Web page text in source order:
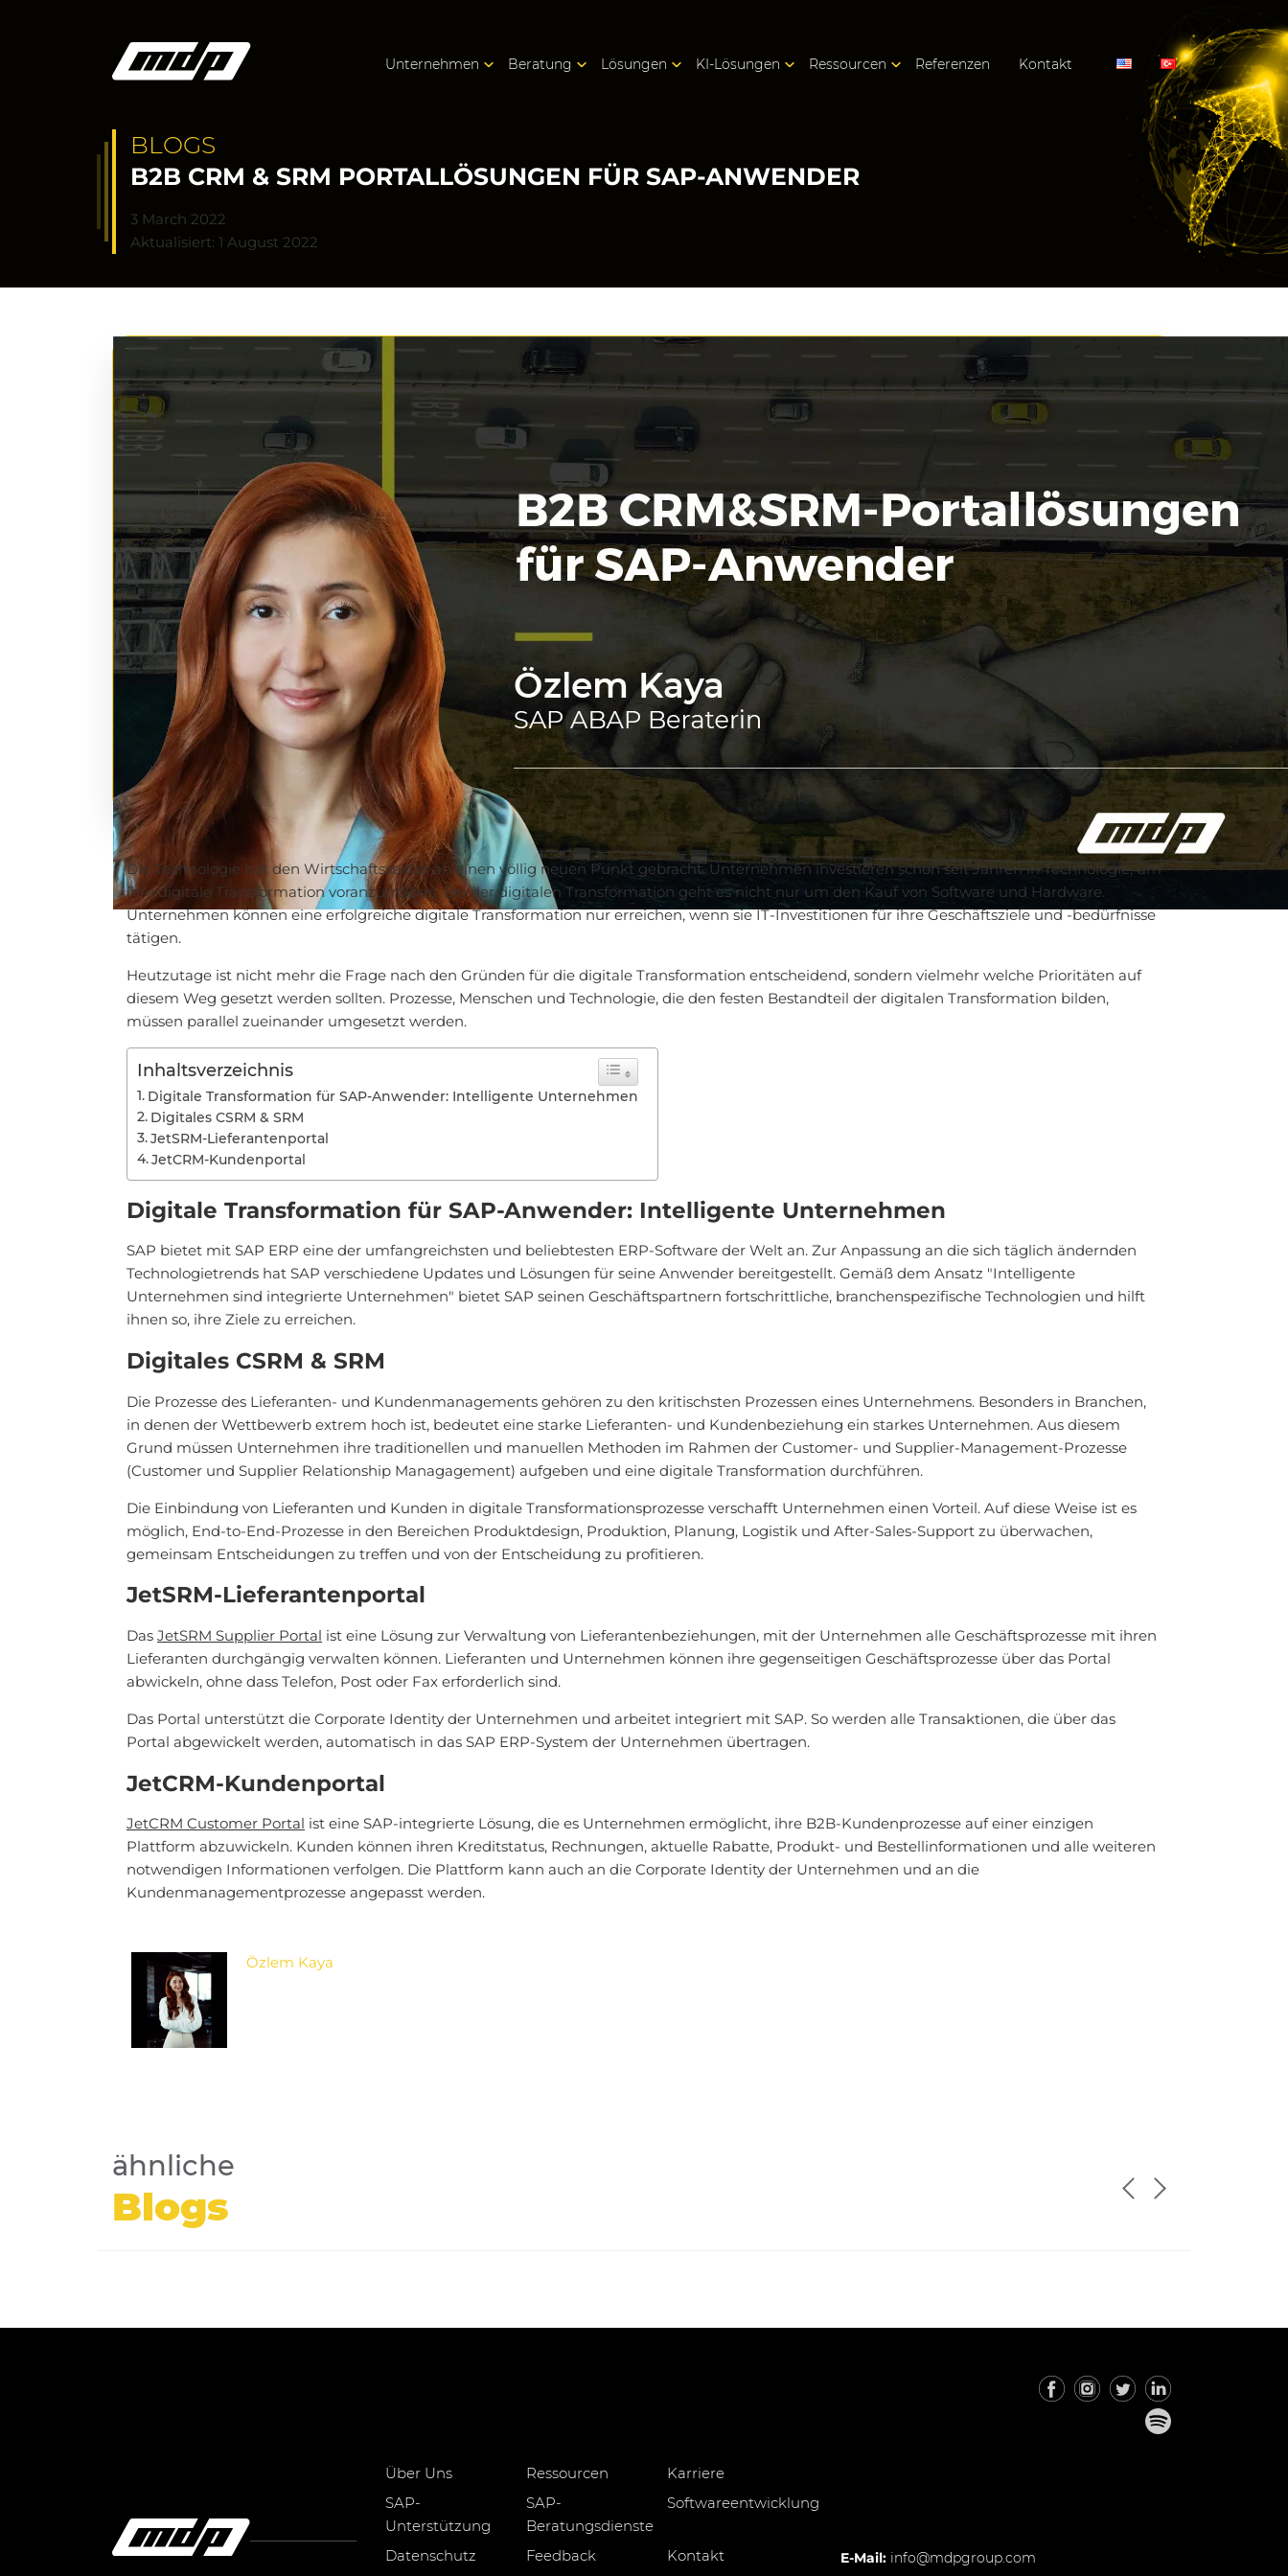
Unternehmen Beratung Lösungen KI-Lösungen Ressourcen Referenzen Kontakt
BLOGS
B2B CRM & SRM PORTALLÖSUNGEN FÜR SAP-ANWENDER
3 March 2022
Aktualisiert: 1 August 2022
Die Technologie hat den Wirtschaftssektor an einen völlig neuen Punkt gebracht. Unternehmen investieren schon seit Jahren in Technologie, um
ihre digitale Transformation voranzutreiben. Bei der digitalen Transformation geht es nicht nur um den Kauf von Software und Hardware.
Unternehmen können eine erfolgreiche digitale Transformation nur erreichen, wenn sie IT-Investitionen für ihre Geschäftsziele und -bedürfnisse
tätigen.
Heutzutage ist nicht mehr die Frage nach den Gründen für die digitale Transformation entscheidend, sondern vielmehr welche Prioritäten auf
diesem Weg gesetzt werden sollten. Prozesse, Menschen und Technologie, die den festen Bestandteil der digitalen Transformation bilden,
müssen parallel zueinander umgesetzt werden.
Inhaltsverzeichnis
Digitale Transformation für SAP-Anwender: Intelligente Unternehmen
Digitales CSRM & SRM
JetSRM-Lieferantenportal
JetCRM-Kundenportal
Digitale Transformation für SAP-Anwender: Intelligente Unternehmen
SAP bietet mit SAP ERP eine der umfangreichsten und beliebtesten ERP-Software der Welt an. Zur Anpassung an die sich täglich ändernden
Technologietrends hat SAP verschiedene Updates und Lösungen für seine Anwender bereitgestellt. Gemäß dem Ansatz "Intelligente
Unternehmen sind integrierte Unternehmen" bietet SAP seinen Geschäftspartnern fortschrittliche, branchenspezifische Technologien und hilft
ihnen so, ihre Ziele zu erreichen.
Digitales CSRM & SRM
Die Prozesse des Lieferanten- und Kundenmanagements gehören zu den kritischsten Prozessen eines Unternehmens. Besonders in Branchen,
in denen der Wettbewerb extrem hoch ist, bedeutet eine starke Lieferanten- und Kundenbeziehung ein starkes Unternehmen. Aus diesem
Grund müssen Unternehmen ihre traditionellen und manuellen Methoden im Rahmen der Customer- und Supplier-Management-Prozesse
(Customer und Supplier Relationship Managagement) aufgeben und eine digitale Transformation durchführen.
Die Einbindung von Lieferanten und Kunden in digitale Transformationsprozesse verschafft Unternehmen einen Vorteil. Auf diese Weise ist es
möglich, End-to-End-Prozesse in den Bereichen Produktdesign, Produktion, Planung, Logistik und After-Sales-Support zu überwachen,
gemeinsam Entscheidungen zu treffen und von der Entscheidung zu profitieren.
JetSRM-Lieferantenportal
Das JetSRM Supplier Portal ist eine Lösung zur Verwaltung von Lieferantenbeziehungen, mit der Unternehmen alle Geschäftsprozesse mit ihren
Lieferanten durchgängig verwalten können. Lieferanten und Unternehmen können ihre gegenseitigen Geschäftsprozesse über das Portal
abwickeln, ohne dass Telefon, Post oder Fax erforderlich sind.
Das Portal unterstützt die Corporate Identity der Unternehmen und arbeitet integriert mit SAP. So werden alle Transaktionen, die über das
Portal abgewickelt werden, automatisch in das SAP ERP-System der Unternehmen übertragen.
JetCRM-Kundenportal
JetCRM Customer Portal ist eine SAP-integrierte Lösung, die es Unternehmen ermöglicht, ihre B2B-Kundenprozesse auf einer einzigen
Plattform abzuwickeln. Kunden können ihren Kreditstatus, Rechnungen, aktuelle Rabatte, Produkt- und Bestellinformationen und alle weiteren
notwendigen Informationen verfolgen. Die Plattform kann auch an die Corporate Identity der Unternehmen und an die
Kundenmanagementprozesse angepasst werden.
Özlem Kaya
ähnliche
Blogs
Über Uns Ressourcen
Karriere
SAP-
Unterstützung
SAP-
Beratungsdienste
Softwareentwicklung
Datenschutz Feedback Kontakt E-Mail: info@mdpgroup.com